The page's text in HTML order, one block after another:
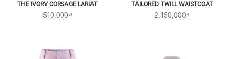
THE IVORY CORSAGE LARIAT
510,000₫
TAILORED TWILL WAISTCOAT
2,150,000₫